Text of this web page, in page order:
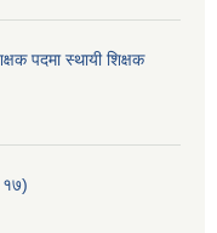
पदमा स्थायी शिक्षक
१७)